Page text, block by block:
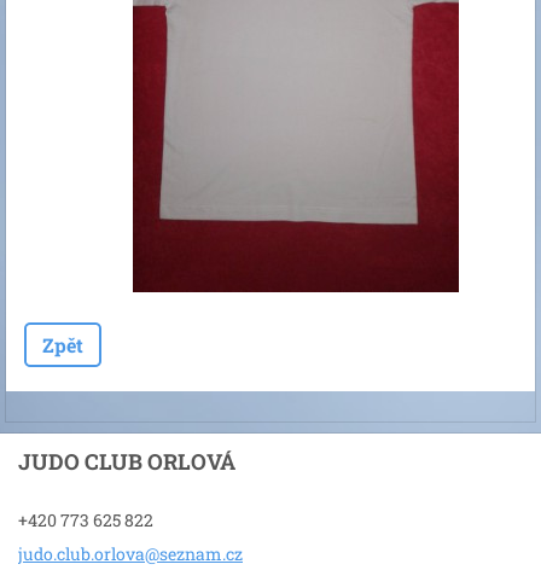
Zpět
JUDO CLUB ORLOVÁ
+420 773 625 822
judo.club.orlova@seznam.cz